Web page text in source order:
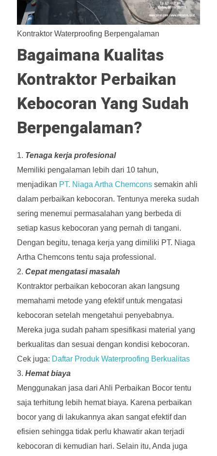
Kontraktor Waterproofing Berpengalaman
Bagaimana Kualitas
Kontraktor Perbaikan
Kebocoran Yang Sudah
Berpengalaman?
Tenaga kerja profesional
Memiliki pengalaman lebih dari 10 tahun,
menjadikan PT. Niaga Artha Chemcons semakin ahli
dalam perbaikan kebocoran. Tentunya mereka sudah
sering menemui permasalahan yang berbeda di
setiap kasus kebocoran yang pernah di tangani.
Dengan begitu, tenaga kerja yang dimiliki PT. Niaga
Artha Chemcons tentu saja professional.
Cepat mengatasi masalah
Kontraktor perbaikan kebocoran akan langsung
memahami metode yang efektif untuk mengatasi
kebocoran setelah mengetahui penyebabnya.
Mereka juga sudah paham spesifikasi material yang
berkualitas dan sesuai dengan kondisi kebocoran.
Cek juga: Daftar Produk Waterproofing Berkualitas
Hemat biaya
Menggunakan jasa dari Ahli Perbaikan Bocor tentu
saja terhitung lebih hemat biaya. Karena perbaikan
bocor yang di lakukannya akan sangat efektif dan
efisien sehingga tidak perlu khawatir akan terjadi
kebocoran di kemudian hari. Selain itu, Anda juga